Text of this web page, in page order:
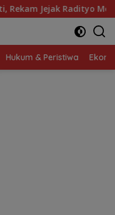
Restorative Justice
Hukum & Peristiwa